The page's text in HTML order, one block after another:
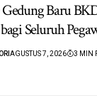
Baru
Seluruh
AGUSTUS 7, 2026 3 MIN